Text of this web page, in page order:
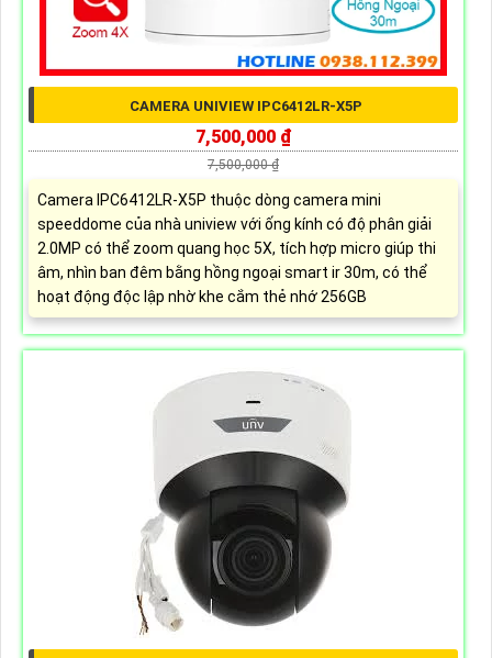
CAMERA UNIVIEW IPC6412LR-X5P
7,500,000 ₫
7,500,000 ₫
Camera IPC6412LR-X5P thuộc dòng camera mini
speeddome của nhà uniview với ống kính có độ phân giải
2.0MP có thể zoom quang học 5X, tích hợp micro giúp thi
âm, nhìn ban đêm bằng hồng ngoại smart ir 30m, có thể
hoạt động độc lập nhờ khe cắm thẻ nhớ 256GB